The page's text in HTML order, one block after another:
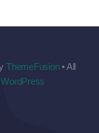
ThemeFusion • All
WordPress